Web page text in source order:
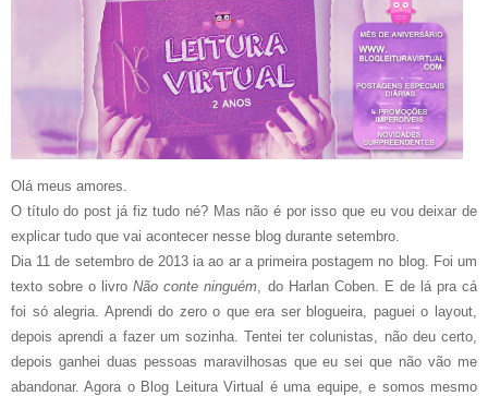
Olá meus amores.
O título do post já fiz tudo né? Mas não é por isso que eu vou deixar de
explicar tudo que vai acontecer nesse blog durante setembro.
Dia 11 de setembro de 2013 ia ao ar a primeira postagem no blog. Foi um
texto sobre o livroNão conte ninguém , do Harlan Coben. E de lá pra cá
foi só alegria. Aprendi do zero o que era ser blogueira, paguei o layout,
depois aprendi a fazer um sozinha. Tentei ter colunistas, não deu certo,
depois ganhei duas pessoas maravilhosas que eu sei que não vão me
abandonar. Agora o Blog Leitura Virtual é uma equipe, e somos mesmo